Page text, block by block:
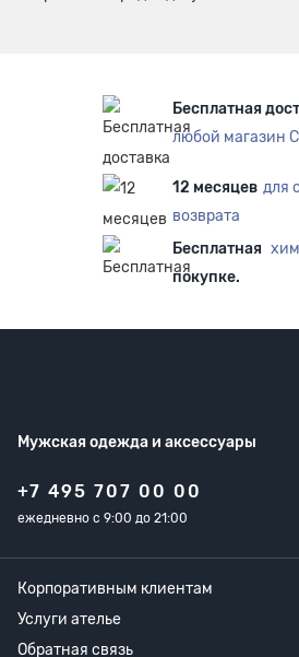
Бесплатная
любой магазин
12 месяцев для
возврата
Бесплатная
покупке.
Мужская одежда и аксессуары
+7 495 707 00 00
ежедневно с 9:00 до 21:00
Корпоративным клиентам
Услуги ателье
Обратная связь